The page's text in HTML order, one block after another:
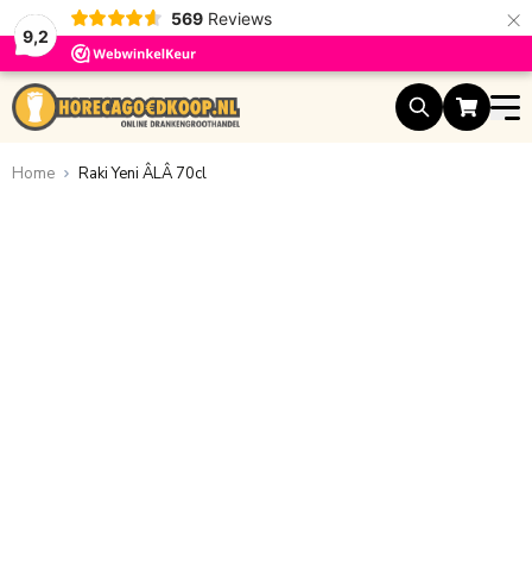
9,2
569 Reviews ×
Ga naar de inhoud
Home Raki Yeni ÂLÂ 70cl